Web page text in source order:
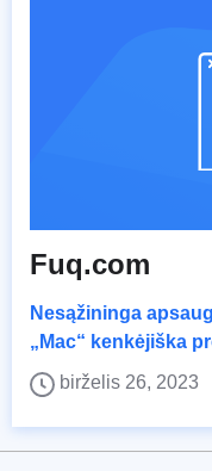
Fuq.com
Nesąžininga
„Mac“ kenkėjiška
birželis 26, 2023